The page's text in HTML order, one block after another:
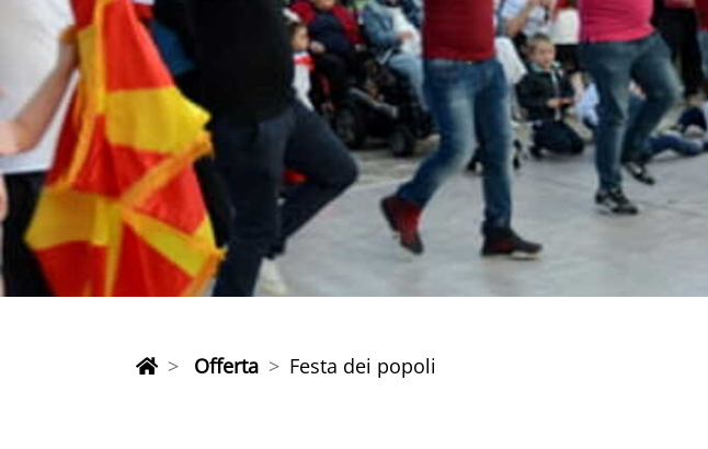
Offerta Festa dei popoli